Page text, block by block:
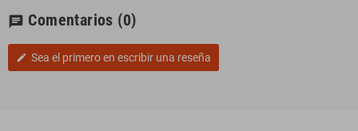
chat Comentarios (0)
edit Sea el primero en escribir una reseña